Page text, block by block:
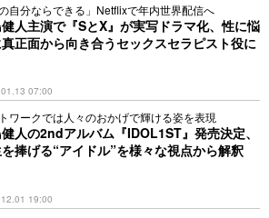
の自分ならできる」Netflixで年内世界配信へ
人主演で『SとX』が実写ドラマ化、性に悩
正面から向き合うセックスセラピスト役に
07:00
ワークでは人々のおかげで輝ける姿を表現
人の2ndアルバム『IDOL1ST』発売決定、
捧げる“アイドル”を様々な視点から解釈
19:00